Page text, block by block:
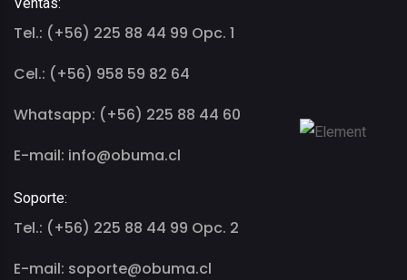
Tel.: (+56) 225 88 44 99 Opc. 1
Cel.: (+56) 958 59 82 64
Whatsapp: (+56) 225 88 44 60
E-mail: info@obuma.cl
Soporte:
Tel.: (+56) 225 88 44 99 Opc. 2
E-mail: soporte@obuma.cl